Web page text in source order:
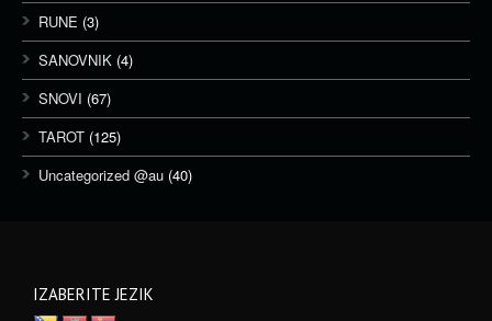
RUNE (3)
SANOVNIK (4)
SNOVI (67)
TAROT (125)
Uncategorized @au (40)
IZABERITE JEZIK